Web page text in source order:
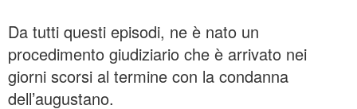
Da tutti questi episodi, ne è nato un
procedimento giudiziario che è arrivato nei
giorni scorsi al termine con la condanna
dell’augustano.